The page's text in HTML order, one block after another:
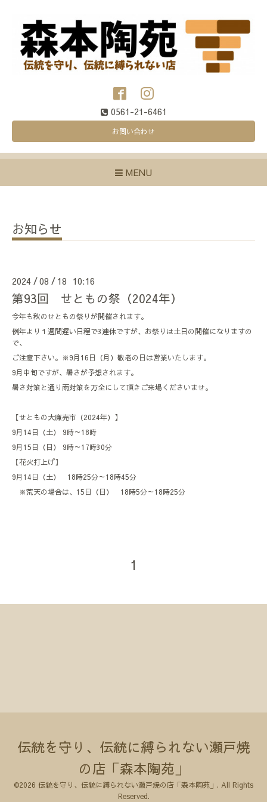
0561-21-6461
お問い合わせ
MENU
お知らせ
2024 /08 / 18 10:16
第93回 せともの祭（2024年）
今年も秋のせともの祭りが開催されます。
例年より１週間遅い日程で3連休ですが、お祭りは土日の開催になりますの
で、
ご注意下さい。※9月16日（月）敬老の日は営業いたします。
9月中旬ですが、暑さが予想されます。
暑さ対策と通り雨対策を万全にして頂きご来場くださいませ。
【せともの大廉売市（2024年）】
9月14日（土）
9時～18時
9月15日（日）
9時～17時30分
【花火打上げ】
9月14日（土） 18時25分～18時45分
※荒天の場合は、15日（日） 18時5分～18時25分
1
伝統を守り、伝統に縛られない瀬戸焼
の店「森本陶苑」
©2026 伝統を守り、伝統に縛られない瀬戸焼の店「森本陶苑」 . All Rights
Reserved.